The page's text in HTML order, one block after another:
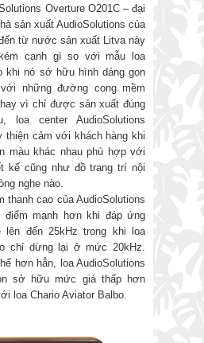
Overture O201C – đại
sản xuất AudioSolutions của
từ nước sản xuất Litva này
cạnh gì so với mẫu loa
khi nó sở hữu hình dáng gọn
những đường cong mềm
vì chỉ được sản xuất đúng
loa center AudioSolutions
thiện cảm với khách hàng khi
màu khác nhau phù hợp với
kế cũng như đồ trang trí nội
nghe nào.
thanh cao của AudioSolutions
điểm mạnh hơn khi đáp ứng
đến 25kHz trong khi loa
chỉ dừng lại ở mức 20kHz.
hơn hẳn, loa AudioSolutions
sở hữu mức giá thấp hơn
loa Chario Aviator Balbo.